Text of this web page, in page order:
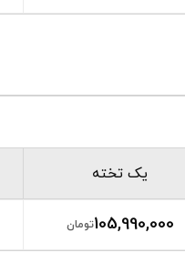
یک تخته
105,990,000تومان